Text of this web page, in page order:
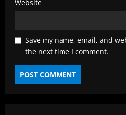
Website
Save my name, email, and
the next time I comment.